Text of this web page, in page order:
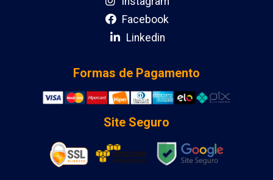
Facebook
Linkedin
Formas de Pagamento
Site Seguro